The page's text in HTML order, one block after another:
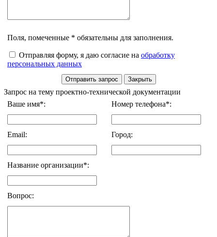
Поля, помеченные * обязательны для заполнения.
Отправляя форму, я даю согласие на обработку
персональных данных
Запрос на тему проектно-технической документации
Ваше имя*:
Номер телефона*:
Email: Город:
Название организации*:
Вопрос: